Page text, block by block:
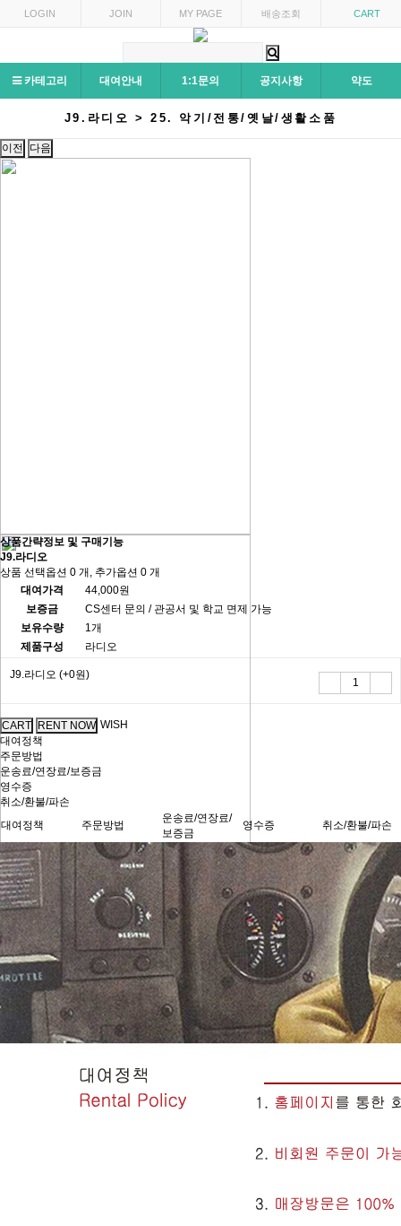
LOGIN JOIN MY PAGE 배송조회 CART
카테고리 대여안내 1:1문의 공지사항 약도
J9.라디오 > 25. 악기/전통/옛날/생활소품
이전 다음
상품간략정보 및 구매기능
J9.라디오
상품 선택옵션 0 개, 추가옵션 0 개
대여가격
44,000원
보증금
CS센터 문의 / 관공서 및 학교 면제 가능
보유수량
1개
제품구성
라디오
J9.라디오 (+0원)
WISH
대여정책
주문방법
운송료/연장료/보증금
영수증
취소/환불/파손
대여정책
주문방법
운송료/연장료/
보증금
영수증 취소/환불/파손